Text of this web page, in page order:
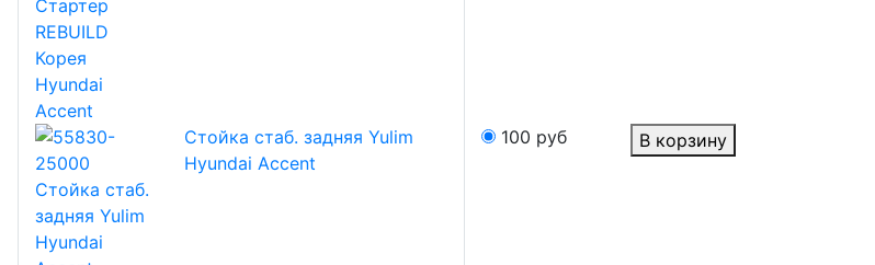
Стойка стаб. задняя Yulim
Hyundai Accent
100 руб В корзину